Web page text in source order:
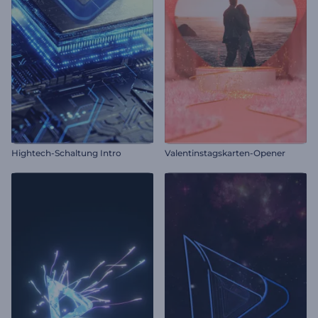
Hightech-Schaltung Intro Valentinstagskarten-Opener